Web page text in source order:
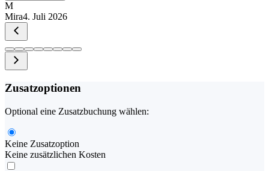
M
Mira4. Juli 2026
Zusatzoptionen
Optional eine Zusatzbuchung wählen:
Keine Zusatzoption
Keine zusätzlichen Kosten